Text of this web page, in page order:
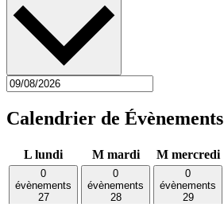
Calendrier de Évènements
L lundi M mardi M mercredi
0
évènements
27
0
évènements
28
0
évènements
29